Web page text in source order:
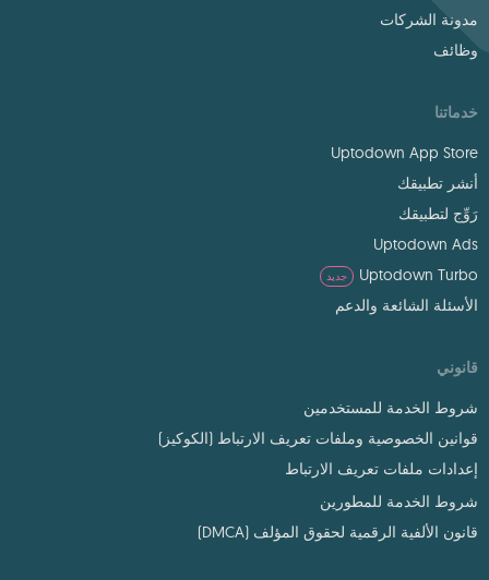
مدونة الشركات
وظائف
خدماتنا
Uptodown App Store
أنشر تطبيقك
رَوِّج لتطبيقك
Uptodown Ads
Uptodown Turbo
جديد
الأسئلة الشائعة والدعم
قانوني
شروط الخدمة للمستخدمين
قوانين الخصوصية وملفات تعريف الارتباط (الكوكيز)
إعدادات ملفات تعريف الارتباط
شروط الخدمة للمطورين
قانون الألفية الرقمية لحقوق المؤلف (DMCA)